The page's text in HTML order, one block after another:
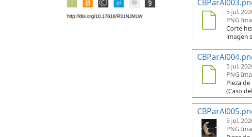
5 jul.
PNG
Corte
imagen
5 jul.
PNG
Pieza
(Caso
5 jul.
PNG